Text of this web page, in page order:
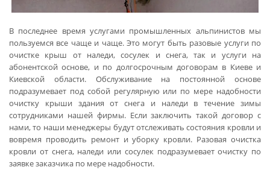
В последнее время услугами промышленных альпинистов мы
пользуемся все чаще и чаще. Это могут быть разовые услуги по
очистке крыш от наледи, сосулек и снега, так и услуги на
абонентской основе, и по долгосрочным договорам в Киеве и
Киевской области. Обслуживание на постоянной основе
подразумевает под собой регулярную или по мере надобности
очистку крыши здания от снега и наледи в течение зимы
сотрудниками нашей фирмы. Если заключить такой договор с
нами, то наши менеджеры будут отслеживать состояния кровли и
вовремя проводить ремонт и уборку кровли. Разовая очистка
кровли от снега, наледи или сосулек подразумевает очистку по
заявке заказчика по мере надобности.